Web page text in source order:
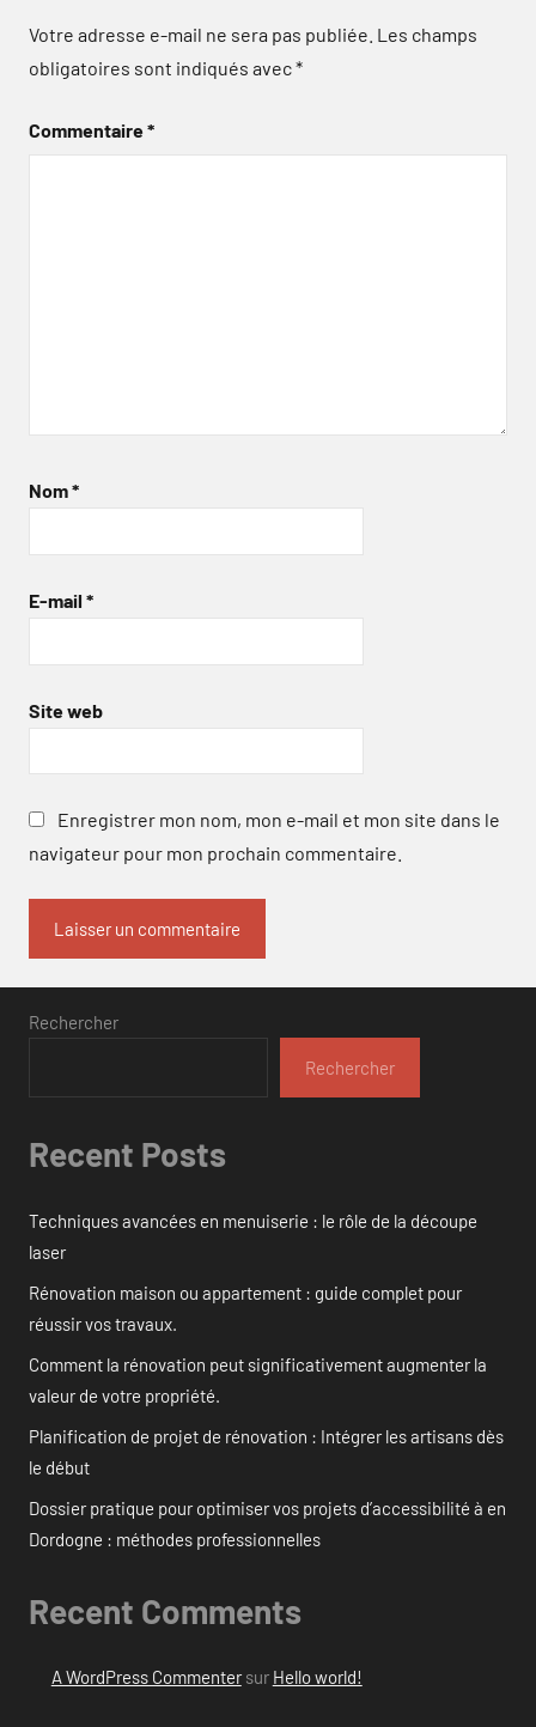
Votre adresse e-mail ne sera pas publiée. Les champs
obligatoires sont indiqués avec*
Commentaire*
Nom*
E-mail *
Site web
Enregistrer mon nom, mon e-mail et mon site dans le
navigateur pour mon prochain commentaire.
Rechercher
Rechercher
Recent Posts
Techniques avancées en menuiserie : le rôle de la découpe
laser
Rénovation maison ou appartement : guide complet pour
réussir vos travaux.
Comment la rénovation peut significativement augmenter la
valeur de votre propriété.
Planification de projet de rénovation : Intégrer les artisans dès
le début
Dossier pratique pour optimiser vos projets d’accessibilité à en
Dordogne : méthodes professionnelles
Recent Comments
A WordPress Commentersur Hello world!